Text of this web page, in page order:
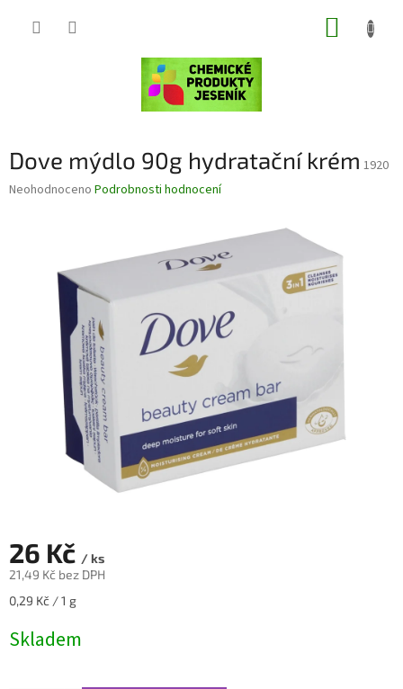
Dove mýdlo 90g hydratační krém 1920
Průměrné
hvězdiček.
Neohodnoceno Podrobnosti hodnocení
26 Kč / ks
21,49 Kč bez DPH
Měrná
0,29 Kč / 1 g
Skladem